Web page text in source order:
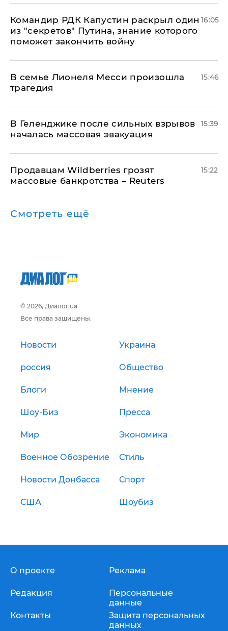
Командир РДК Капустин раскрыл один
из "секретов" Путина, знание которого
поможет закончить войну
16:05
В семье Лионеля Месси произошла
трагедия
15:46
В Геленджике после сильных взрывов
началась массовая эвакуация
15:39
Продавцам Wildberries грозят
массовые банкротства – Reuters
15:22
Смотреть ещё
© 2026, Диалог.ua
Все права защищены.
Новости Украина
россия Общество
Блоги Мнение
Шоу-Биз Пресса
Мир Экономика
Военное Обозрение Стиль
Новости Донбасса Спорт
США Шоубиз
О проекте
Редакция
Контакты
Реклама
Персональные
данные
Защита персональных
данных